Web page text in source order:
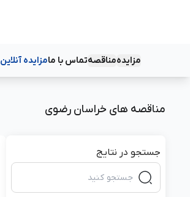
مزایدهمناقصهتماس با مامزایده آنلاین
مناقصه های خراسان رضوی
جستجو در نتایج